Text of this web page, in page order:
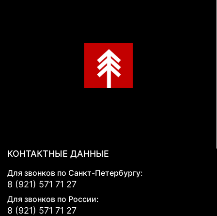
КОНТАКТНЫЕ ДАННЫЕ
Для звонков по Санкт-Петербургу:
8 (921) 571 71 27
Для звонков по России:
8 (921) 571 71 27